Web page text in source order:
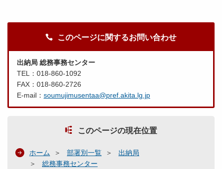
このページに関するお問い合わせ
出納局 総務事務センター
TEL：018-860-1092
FAX：018-860-2726
E-mail： soumujimusentaa@pref.akita.lg.jp
このページの現在位置
ホーム 部署別一覧
出納局
総務事務センター